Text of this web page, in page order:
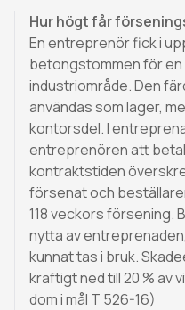
Hur högt får
En entreprenör fick i
betongstommen för
industriområde. Den
användas som lager,
kontorsdel. I
entreprenören att
kontraktstiden
försenat och
118 veckors försening.
nytta av
kunnat tas i bruk.
kraftigt ned till 20 % av
dom i mål T 526-16)